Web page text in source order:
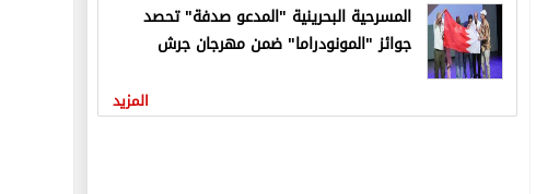
المسرحية البحرينية "المدعو صدفة" تحصد
جوائز "المونودراما" ضمن مهرجان جرش
المزيد